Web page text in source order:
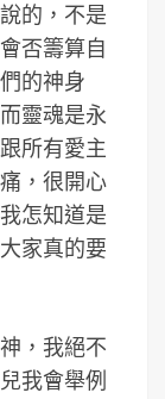
的，不是
否籌算自
的神身
靈魂是永
所有愛主
，很開心
怎知道是
家真的要
，我絕不
我會舉例